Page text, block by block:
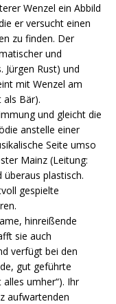
Wenzel ein Abbild
er versucht einen
zu finden. Der
und
Jürgen Rust) und
mit Wenzel am
als Bär).
und gleicht die
anstelle einer
Seite umso
Mainz (Leitung:
plastisch.
gespielte
hinreißende
sie auch
verfügt bei den
gut geführte
umher“). Ihr
aufwartenden